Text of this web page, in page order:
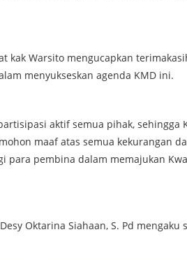
kak Warsito mengucapkan
menyukseskan agenda KMD ini.
aktif semua pihak,
maaf atas semua kekurangan
para pembina dalam memajukan
Oktarina Siahaan, S. Pd